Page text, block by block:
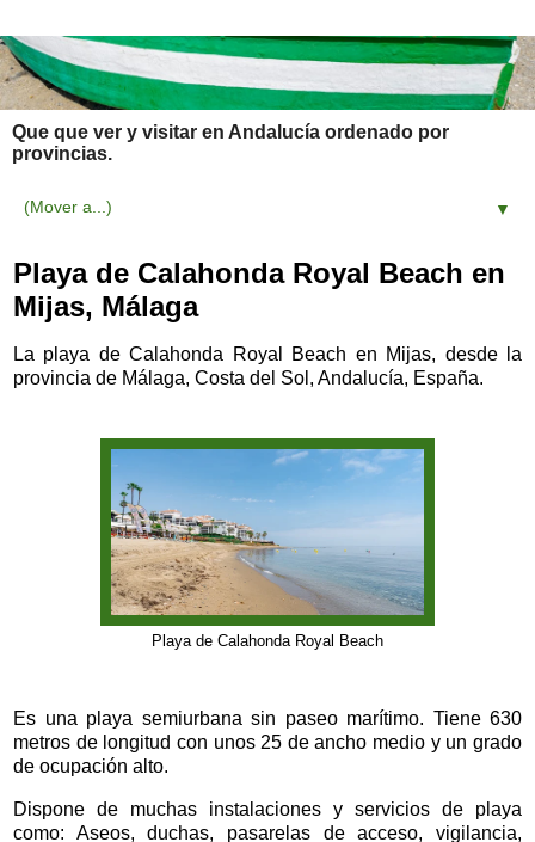
Que que ver y visitar en Andalucía ordenado por
provincias.
▼
Playa de Calahonda Royal Beach en
Mijas, Málaga
La playa de Calahonda Royal Beach en Mijas, desde la
provincia de Málaga, Costa del Sol, Andalucía, España.
Playa de Calahonda Royal Beach
Es una playa semiurbana sin paseo marítimo. Tiene 630
metros de longitud con unos 25 de ancho medio y un grado
de ocupación alto.
Dispone de muchas instalaciones y servicios de playa
como: Aseos, duchas, pasarelas de acceso, vigilancia,